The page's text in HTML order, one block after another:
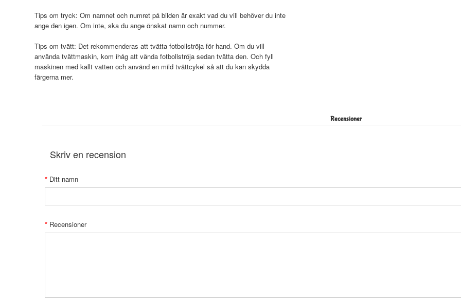
Tips om tryck: Om namnet och numret på bilden är exakt vad du vill behöver du inte
ange den igen. Om inte, ska du ange önskat namn och nummer.
Tips om tvätt: Det rekommenderas att tvätta fotbollströja för hand. Om du vill
använda tvättmaskin, kom ihåg att vända fotbollströja sedan tvätta den. Och fyll
maskinen med kallt vatten och använd en mild tvättcykel så att du kan skydda
färgerna mer.
Recensioner
Skriv en recension
Ditt namn
Recensioner